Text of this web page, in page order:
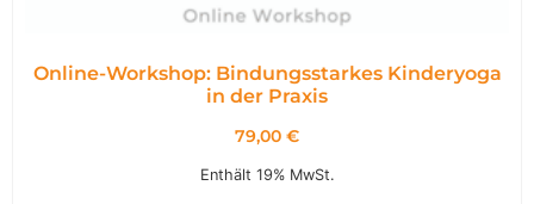
Online-Workshop: Bindungsstarkes Kinderyoga
in der Praxis
79,00 €
Enthält 19% MwSt.